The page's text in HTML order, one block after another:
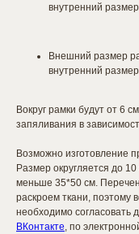
внутренний
Внешний размер
внутренний
Вокруг рамки будут от 6
запяливания в
Возможно изготовление
Размер округляется до
меньше 35*50 см.
раскроем ткани, поэтому
необходимо согласовать
ВКонтакте, по